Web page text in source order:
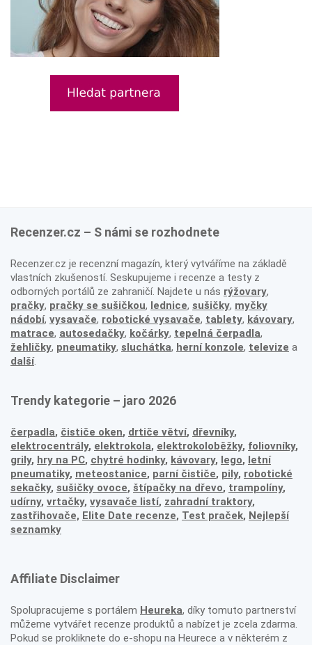
Recenzer.cz – S námi se rozhodnete
Recenzer.cz je recenzní magazín, který vytváříme na základě
vlastních zkušeností. Seskupujeme i recenze a testy z
odborných portálů ze zahraničí. Najdete u nás rýžovary,
pračky, pračky se sušičkou, lednice, sušičky, myčky
nádobí, vysavače, robotické vysavače, tablety, kávovary,
matrace, autosedačky, kočárky, tepelná čerpadla,
žehličky, pneumatiky, sluchátka, herní konzole, televize a
další.
Trendy kategorie – jaro 2026
čerpadla, čističe oken, drtiče větví, dřevníky,
elektrocentrály, elektrokola, elektrokoloběžky, foliovníky,
grily, hry na PC, chytré hodinky, kávovary, lego, letní
pneumatiky, meteostanice, parní čističe, pily, robotické
sekačky, sušičky ovoce, štípačky na dřevo, trampolíny,
udírny, vrtačky, vysavače listí, zahradní traktory,
zastřihovače, Elite Date recenze, Test praček, Nejlepší
seznamky
Affiliate Disclaimer
Spolupracujeme s portálem Heureka, díky tomuto partnerství
můžeme vytvářet recenze produktů a nabízet je zcela zdarma.
Pokud se prokliknete do e-shopu na Heurece a v některém z